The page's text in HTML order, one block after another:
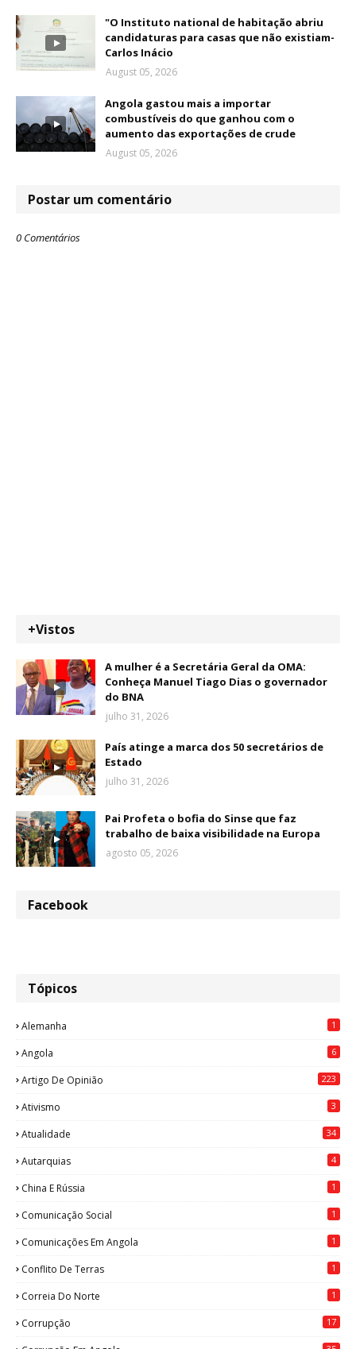
"O Instituto national de habitação abriu
candidaturas para casas que não existiam-
Carlos Inácio
August 05, 2026
Angola gastou mais a importar
combustíveis do que ganhou com o
aumento das exportações de crude
August 05, 2026
Postar um comentário
0 Comentários
+Vistos
A mulher é a Secretária Geral da OMA:
Conheça Manuel Tiago Dias o governador
do BNA
julho 31, 2026
País atinge a marca dos 50 secretários de
Estado
julho 31, 2026
Pai Profeta o bofia do Sinse que faz
trabalho de baixa visibilidade na Europa
agosto 05, 2026
Facebook
Tópicos
Alemanha 1
Angola 6
Artigo De Opinião 223
Ativismo 3
Atualidade 34
Autarquias 4
China E Rússia 1
Comunicação Social 1
Comunicações Em Angola 1
Conflito De Terras 1
Correia Do Norte 1
Corrupção 17